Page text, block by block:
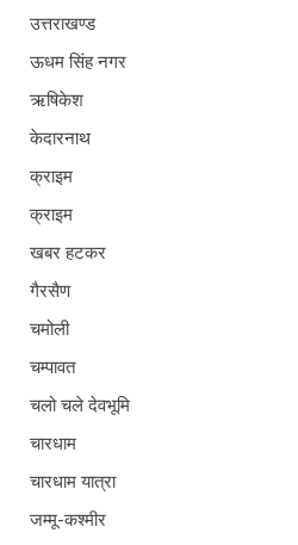
उत्तराखण्ड
ऊधम सिंह नगर
ऋषिकेश
केदारनाथ
क्राइम
क्राइम
खबर हटकर
गैरसैण
चमोली
चम्पावत
चलो चले देवभूमि
चारधाम
चारधाम यात्रा
जम्मू-कश्मीर